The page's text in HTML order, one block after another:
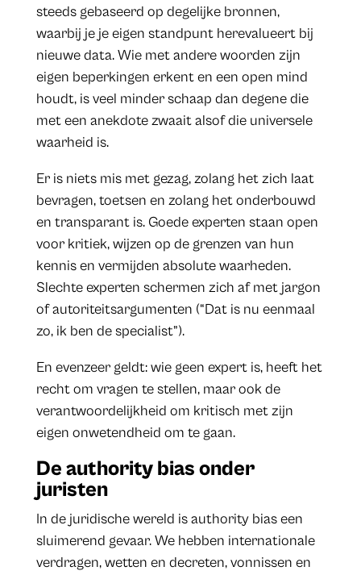
steeds gebaseerd op degelijke bronnen,
waarbij je je eigen standpunt herevalueert bij
nieuwe data. Wie met andere woorden zijn
eigen beperkingen erkent en een open mind
houdt, is veel minder schaap dan degene die
met een anekdote zwaait alsof die universele
waarheid is.
Er is niets mis met gezag, zolang het zich laat
bevragen, toetsen en zolang het onderbouwd
en transparant is. Goede experten staan open
voor kritiek, wijzen op de grenzen van hun
kennis en vermijden absolute waarheden.
Slechte experten schermen zich af met jargon
of autoriteitsargumenten (“Dat is nu eenmaal
zo, ik ben de specialist”).
En evenzeer geldt: wie geen expert is, heeft het
recht om vragen te stellen, maar ook de
verantwoordelijkheid om kritisch met zijn
eigen onwetendheid om te gaan.
De authority bias onder
juristen
In de juridische wereld is authority bias een
sluimerend gevaar. We hebben internationale
verdragen, wetten en decreten, vonnissen en